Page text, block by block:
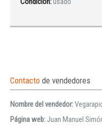
Contacto de vendedores
Nombre del vendedor:
Página web:Juan Manuel